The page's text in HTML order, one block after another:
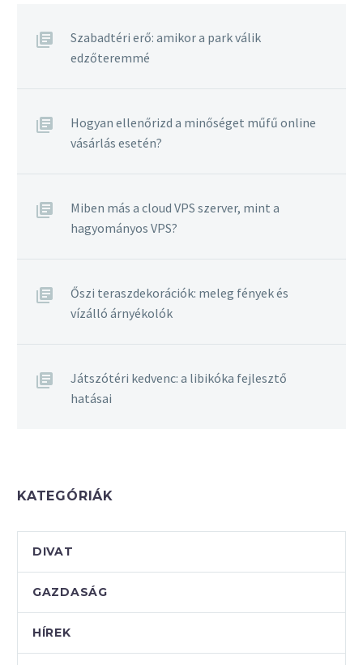
Szabadtéri erő: amikor a park válik
edzőteremmé
Hogyan ellenőrizd a minőséget műfű online
vásárlás esetén?
Miben más a cloud VPS szerver, mint a
hagyományos VPS?
Őszi teraszdekorációk: meleg fények és
vízálló árnyékolók
Játszótéri kedvenc: a libikóka fejlesztő
hatásai
KATEGÓRIÁK
DIVAT
GAZDASÁG
HÍREK